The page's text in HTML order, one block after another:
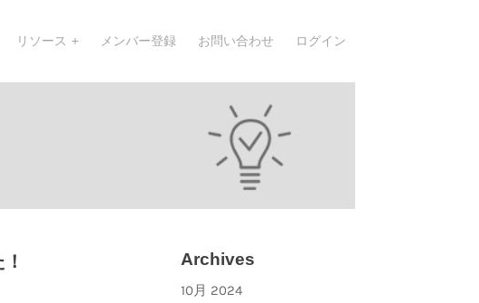
リソース メンバー登録 お問い合わせ ログイン
Archives
10月 2024